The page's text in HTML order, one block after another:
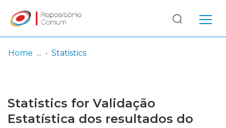
Browse repository
Log
In
(current)
Home Statistics
Statistics for Validação
Estatística dos resultados do